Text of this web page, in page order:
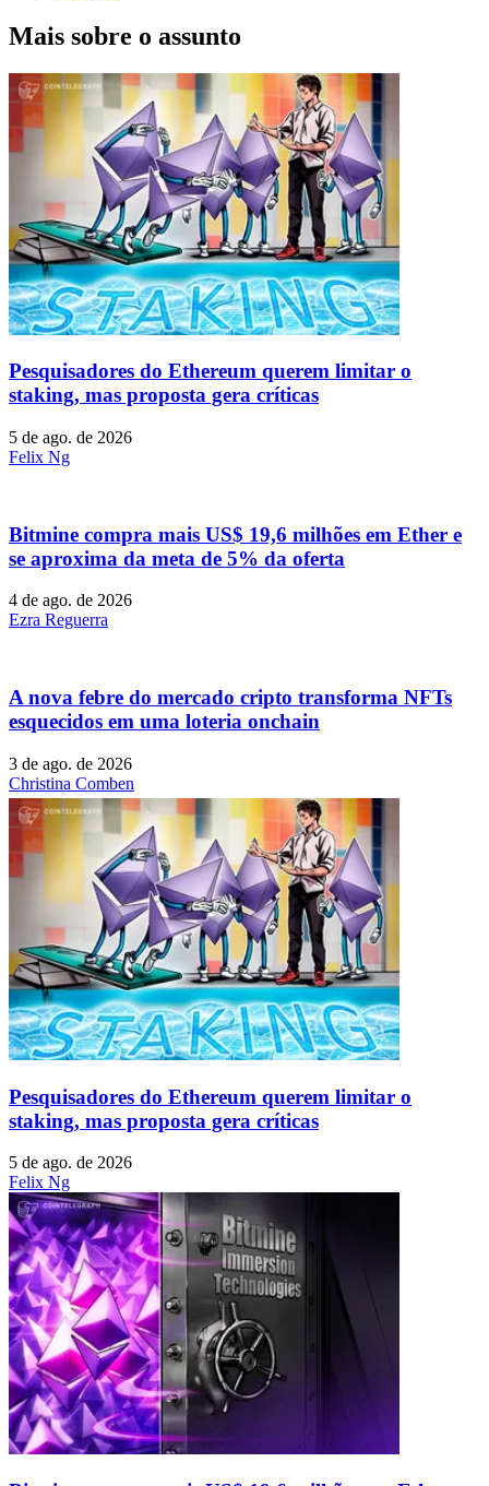
Mais sobre o assunto
Pesquisadores do Ethereum querem limitar o
staking, mas proposta gera críticas
5 de ago. de 2026
Felix Ng
Bitmine compra mais US$ 19,6 milhões em Ether e
se aproxima da meta de 5% da oferta
4 de ago. de 2026
Ezra Reguerra
A nova febre do mercado cripto transforma NFTs
esquecidos em uma loteria onchain
3 de ago. de 2026
Christina Comben
Pesquisadores do Ethereum querem limitar o
staking, mas proposta gera críticas
5 de ago. de 2026
Felix Ng